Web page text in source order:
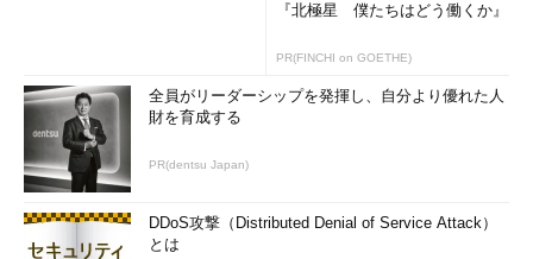
『北極星 僕たちはどう働くか』
PR(FINCHI on GOETHE)
全員がリーダーシップを発揮し、自分より優れた人
財を育成する
PR(dentsu Japan)
DDoS攻撃（Distributed Denial of Service Attack）
とは